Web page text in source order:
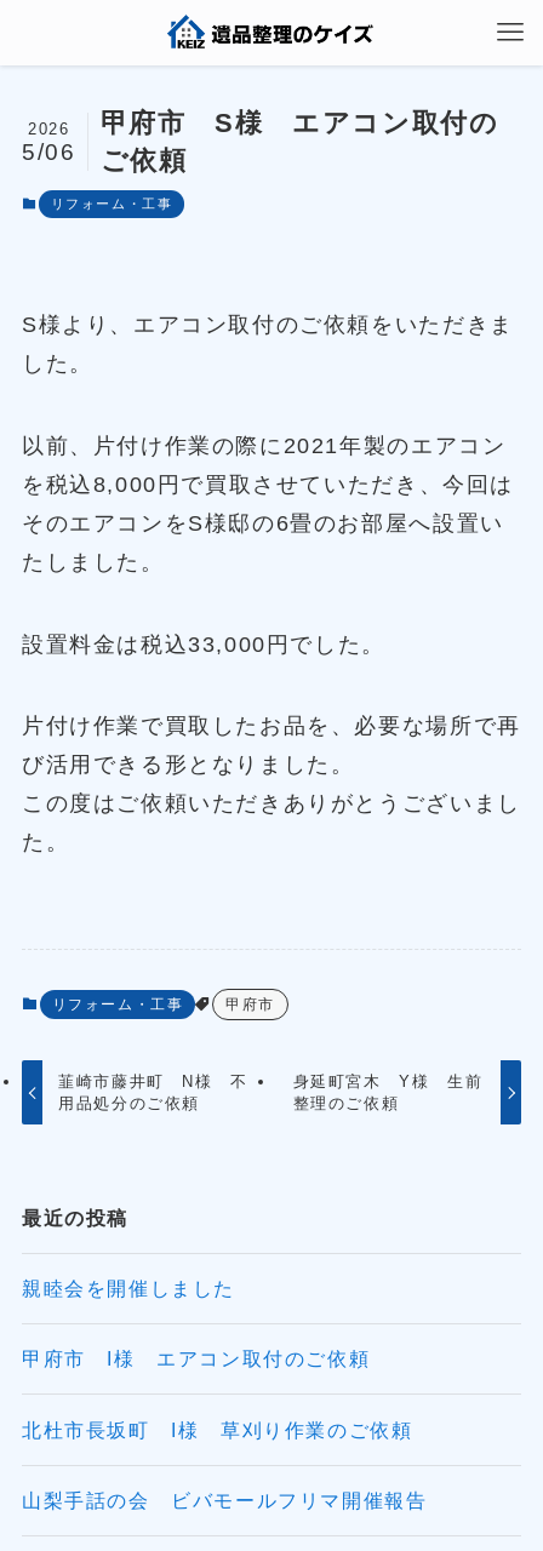
甲府市 S様 エアコン取付の
ご依頼
2026
5/06
リフォーム・工事
S様より、エアコン取付のご依頼をいただきま
した。
以前、片付け作業の際に2021年製のエアコン
を税込8,000円で買取させていただき、今回は
そのエアコンをS様邸の6畳のお部屋へ設置い
たしました。
設置料金は税込33,000円でした。
片付け作業で買取したお品を、必要な場所で再
び活用できる形となりました。
この度はご依頼いただきありがとうございまし
た。
リフォーム・工事 甲府市
韮崎市藤井町 N様 不
用品処分のご依頼
身延町宮木 Y様 生前
整理のご依頼
最近の投稿
親睦会を開催しました
甲府市 I様 エアコン取付のご依頼
北杜市長坂町 I様 草刈り作業のご依頼
山梨手話の会 ビバモールフリマ開催報告